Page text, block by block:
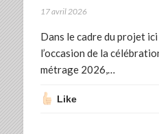
17 avril 2026
Dans le cadre du projet ici
l’occasion de la
métrage 2026,…
Like